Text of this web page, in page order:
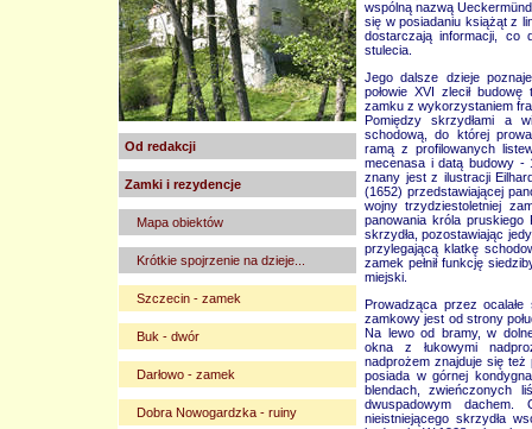
Od redakcji
Zamki i rezydencje
Mapa obiektów
Krótkie spojrzenie na dzieje...
Szczecin - zamek
Buk - dwór
Darłowo - zamek
Dobra Nowogardzka - ruiny
wspólną nazwą
się w posiadaniu książąt z
dostarczają informacji, co
stulecia.
Jego dalsze dzieje
połowie XVI zlecił
zamku z wykorzystaniem
Pomiędzy skrzydłami a
schodową, do której
ramą z profilowanych
mecenasa i datą budowy -
znany jest z ilustracji
(1652) przedstawiającej
wojny trzydziestoletniej
panowania króla
skrzydła, pozostawiając
przylegającą klatkę
zamek pełnił funkcję
miejski.
Prowadząca przez
zamkowy jest od strony
Na lewo od bramy, w
okna z łukowymi
nadprożem znajduje się też
posiada w górnej
blendach, zwieńczonych
dwuspadowym
nieistniejącego skrzydła